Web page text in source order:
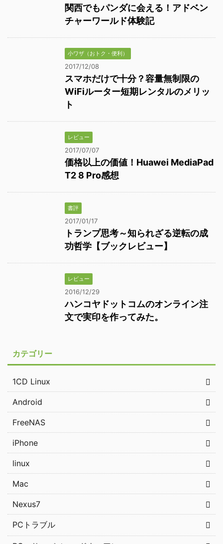
関西でもパンダに会える！アドベン
チャーワールド体験記
小ワザ（おトク・便利）
2017/12/08
スマホだけで十分？容量無制限の
WiFiルーター短期レンタルのメリッ
ト
レビュー
2017/07/07
価格以上の価値！Huawei MediaPad
T2 8 Pro感想
書評
2017/01/17
トランプ思考～知られざる逆転の成
功哲学【ブックレビュー】
レビュー
2016/12/29
ハンコヤドットコムのオンライン注
文で実印を作ってみた。
カテゴリー
1CD Linux
Android
FreeNAS
iPhone
linux
Mac
Nexus7
PCトラブル